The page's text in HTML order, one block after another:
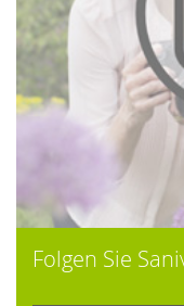
Folgen Sie